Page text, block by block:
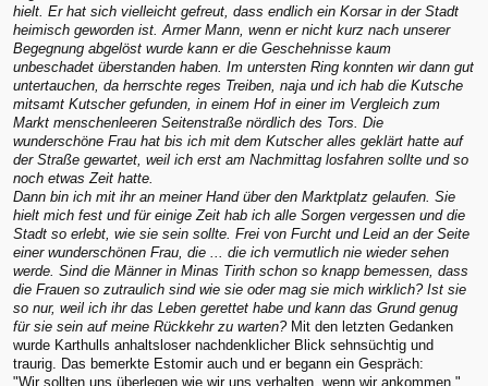
hielt. Er hat sich vielleicht gefreut, dass endlich ein Korsar in der Stadt
heimisch geworden ist. Armer Mann, wenn er nicht kurz nach unserer
Begegnung abgelöst wurde kann er die Geschehnisse kaum
unbeschadet überstanden haben. Im untersten Ring konnten wir dann gut
untertauchen, da herrschte reges Treiben, naja und ich hab die Kutsche
mitsamt Kutscher gefunden, in einem Hof in einer im Vergleich zum
Markt menschenleeren Seitenstraße nördlich des Tors. Die
wunderschöne Frau hat bis ich mit dem Kutscher alles geklärt hatte auf
der Straße gewartet, weil ich erst am Nachmittag losfahren sollte und so
noch etwas Zeit hatte.
Dann bin ich mit ihr an meiner Hand über den Marktplatz gelaufen. Sie
hielt mich fest und für einige Zeit hab ich alle Sorgen vergessen und die
Stadt so erlebt, wie sie sein sollte. Frei von Furcht und Leid an der Seite
einer wunderschönen Frau, die ... die ich vermutlich nie wieder sehen
werde. Sind die Männer in Minas Tirith schon so knapp bemessen, dass
die Frauen so zutraulich sind wie sie oder mag sie mich wirklich? Ist sie
so nur, weil ich ihr das Leben gerettet habe und kann das Grund genug
für sie sein auf meine Rückkehr zu warten?Mit den letzten Gedanken
wurde Karthulls anhaltsloser nachdenklicher Blick sehnsüchtig und
traurig. Das bemerkte Estomir auch und er begann ein Gespräch:
"Wir sollten uns überlegen wie wir uns verhalten, wenn wir ankommen."